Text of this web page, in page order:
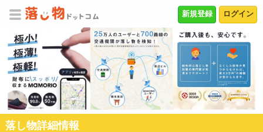
ログイン
新規登録
落し物詳細情報